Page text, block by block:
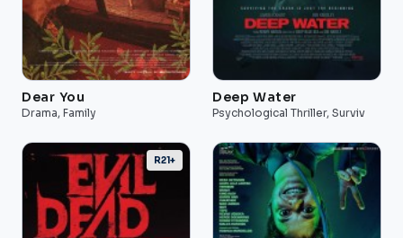
Dear You
Drama, Family
Deep Water
Psychological Thriller, Surviv
R21+